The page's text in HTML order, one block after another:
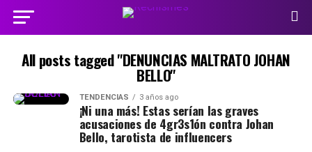
All posts tagged "DENUNCIAS MALTRATO JOHAN
BELLO"
TENDENCIAS 3 años ago
¡Ni una más! Estas serían las graves
acusaciones de 4gr3s1ón contra Johan
Bello, tarotista de influencers